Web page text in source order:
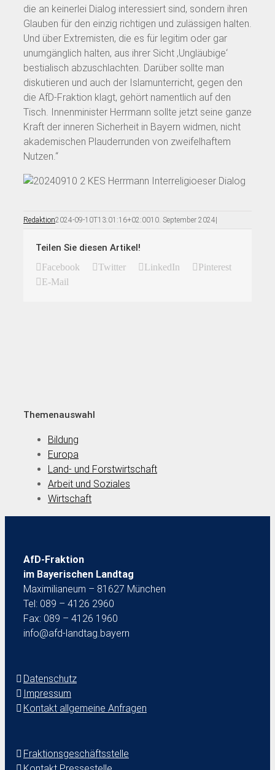
die an keinerlei Dialog interessiert sind, sondern ihren
Glauben für den einzig richtigen und zulässigen halten.
Und über Extremisten, die es für legitim oder gar
unumgänglich halten, aus ihrer Sicht ‚Ungläubige‘
bestialisch abzuschlachten. Darüber sollte man
diskutieren und auch der Islamunterricht, gegen den
die AfD-Fraktion klagt, gehört namentlich auf den
Tisch. Innenminister Herrmann sollte jetzt seine ganze
Kraft der inneren Sicherheit in Bayern widmen, nicht
akademischen Plauderrunden von zweifelhaftem
Nutzen.“
Redaktion2024-09-10T13:01:16+02:0010. September 2024|
Teilen Sie diesen Artikel!
Facebook Twitter LinkedIn
Pinterest
E-Mail
Themenauswahl
Bildung
Europa
Land- und Forstwirtschaft
Arbeit und Soziales
Wirtschaft
AfD-Fraktion
im Bayerischen Landtag
Maximilianeum – 81627 München
Tel: 089 – 4126 2960
Fax: 089 – 4126 1960
info@afd-landtag.bayern
Datenschutz
Impressum
Kontakt allgemeine Anfragen
Fraktionsgeschäftsstelle